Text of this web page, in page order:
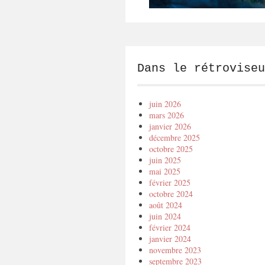
Dans le
juin 2026
mars 2026
janvier 2026
décembre 2025
octobre 2025
juin 2025
mai 2025
février 2025
octobre 2024
août 2024
juin 2024
février 2024
janvier 2024
novembre 2023
septembre 2023